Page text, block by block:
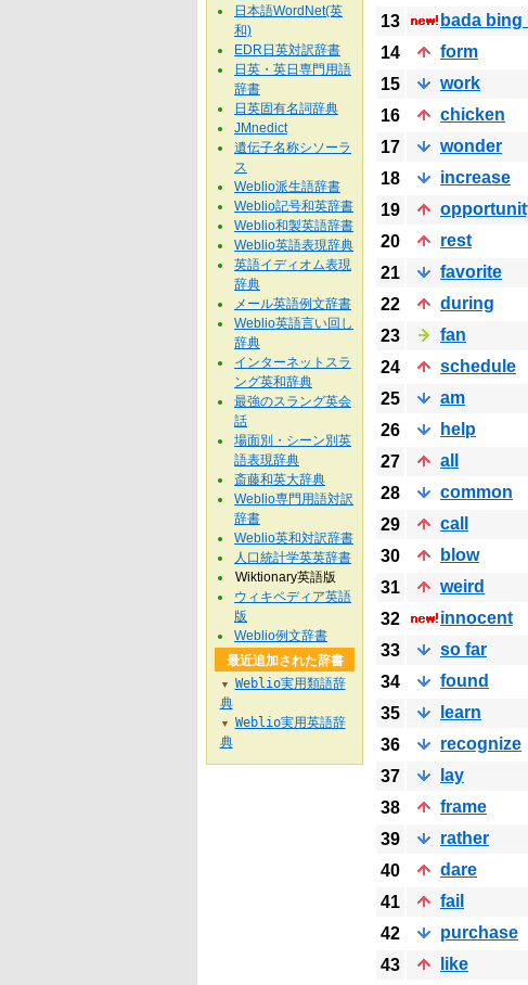
13
bada
14
form
15
work
16
chicken
17
wonder
18
increase
19
20
rest
21
favorite
22
during
23
fan
24
schedule
25
am
26
help
27
all
28
common
29
call
30
blow
31
weird
32
innocent
33
so far
34
found
35
learn
36
recognize
37
lay
38
frame
39
rather
40
dare
41
fail
42
purchase
43
like
日本語WordNet(英
和)
EDR日英対訳辞書
日英・英日専門用語
辞書
日英固有名詞辞典
JMnedict
遺伝子名称シソーラ
ス
Weblio派生語辞書
Weblio記号和英辞書
Weblio和製英語辞書
Weblio英語表現辞典
英語イディオム表現
辞典
メール英語例文辞書
Weblio英語言い回し
辞典
インターネットスラ
ング英和辞典
最強のスラング英会
話
場面別・シーン別英
語表現辞典
斎藤和英大辞典
Weblio専門用語対訳
辞書
Weblio英和対訳辞書
人口統計学英英辞書
Wiktionary英語版
ウィキペディア英語
版
Weblio例文辞書
最近追加された辞書
▼
Weblio実用類語辞
典
▼
Weblio実用英語辞
典